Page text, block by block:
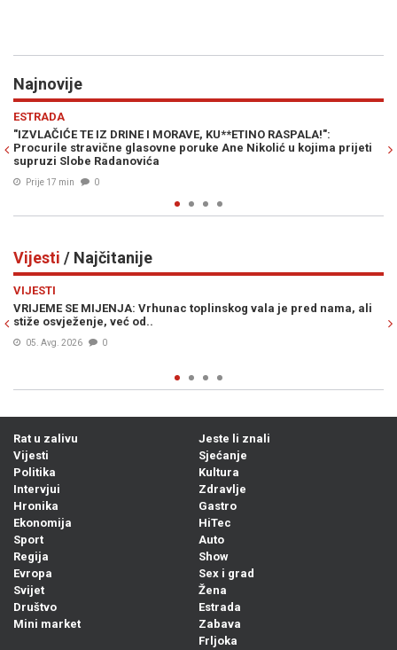
Najnovije
RASPALA!":
Nikolić u kojima prijeti
NAPAD NA JEDNU JE NAPAD NA SVE:
Arabija stvorile novi moćni vojni savez
Vijesti / Najčitanije
vala je pred nama, ali
ŠOKANTNE INFORMACIJE OSA-e: U BiH
Rat u zalivu
Vijesti
Politika
Intervjui
Hronika
Ekonomija
Sport
Regija
Evropa
Svijet
Društvo
Mini market
Jeste li znali
Sjećanje
Kultura
Zdravlje
Gastro
HiTec
Auto
Show
Sex i grad
Žena
Estrada
Zabava
Frljoka